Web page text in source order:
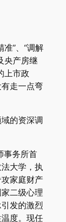
”、“调解
央产房继
上市政
走一点弯
的资深调
事务所首
大学，执
家庭财产
二级心理
发的激烈
度。现任